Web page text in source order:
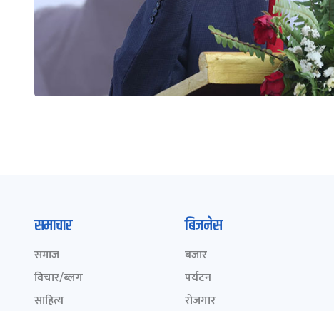
समाचार
समाज
विचार/ब्लग
साहित्य
बिजनेस
बजार
पर्यटन
रोजगार